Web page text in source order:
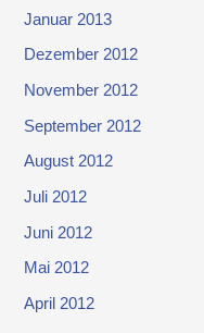
Januar 2013
Dezember 2012
November 2012
September 2012
August 2012
Juli 2012
Juni 2012
Mai 2012
April 2012